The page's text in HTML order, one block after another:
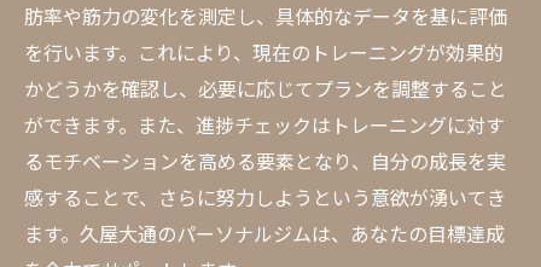
肪率や筋力の変化を測定し、具体的なデータを基に評価
を行います。これにより、現在のトレーニングが効果的
かどうかを確認し、必要に応じてプランを調整すること
ができます。また、進捗チェックはトレーニングに対す
るモチベーションを高める要素となり、自分の成長を実
感することで、さらに努力しようという意欲が湧いてき
ます。久屋大通のパーソナルジムは、あなたの目標達成